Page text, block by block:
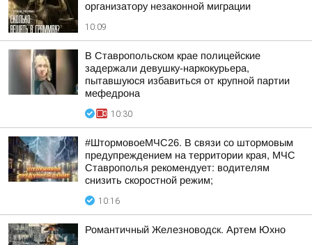
организатору незаконной миграции
10:09
В Ставропольском крае полицейские
задержали девушку-наркокурьера,
пытавшуюся избавиться от крупной партии
мефедрона
10:30
#ШтормовоеМЧС26. В связи со штормовым
предупреждением на территории края, МЧС
Ставрополья рекомендует: водителям
снизить скоростной режим;
10:16
Романтичный Железноводск. Артем Юхно